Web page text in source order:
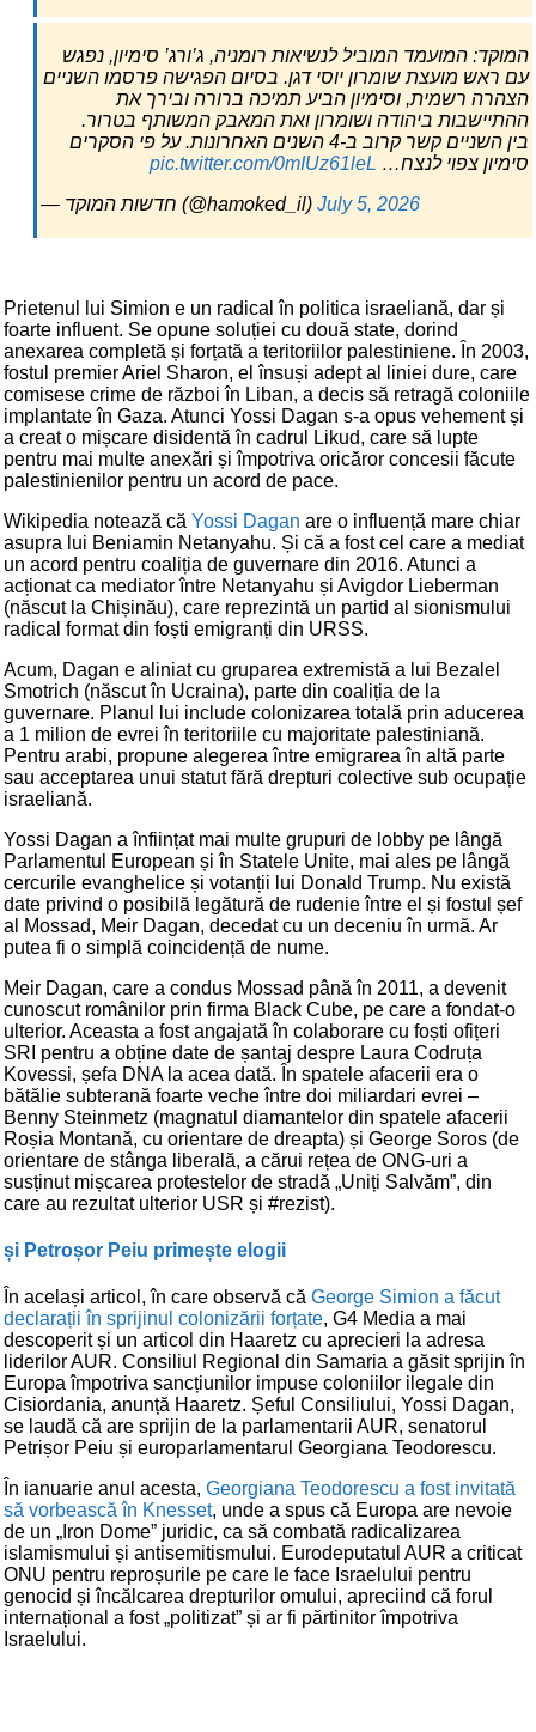
המוקד: המועמד המוביל לנשיאות רומניה, ג’ורג’ סימיון, נפגש
עם ראש מועצת שומרון יוסי דגן. בסיום הפגישה פרסמו השניים
הצהרה רשמית, וסימיון הביע תמיכה ברורה ובירך את
ההתיישבות ביהודה ושומרון ואת המאבק המשותף בטרור.
בין השניים קשר קרוב ב-4 השנים האחרונות. על פי הסקרים
סימיון צפוי לנצח… pic.twitter.com/0mIUz61leL
— חדשות המוקד (@hamoked_il) July 5, 2026
Prietenul lui Simion e un radical în politica israeliană, dar și
foarte influent. Se opune soluției cu două state, dorind
anexarea completă și forțată a teritoriilor palestiniene. În 2003,
fostul premier Ariel Sharon, el însuși adept al liniei dure, care
comisese crime de război în Liban, a decis să retragă coloniile
implantate în Gaza. Atunci Yossi Dagan s-a opus vehement și
a creat o mișcare disidentă în cadrul Likud, care să lupte
pentru mai multe anexări și împotriva oricăror concesii făcute
palestinienilor pentru un acord de pace.
Wikipedia notează că Yossi Dagan are o influență mare chiar
asupra lui Beniamin Netanyahu. Și că a fost cel care a mediat
un acord pentru coaliția de guvernare din 2016. Atunci a
acționat ca mediator între Netanyahu și Avigdor Lieberman
(născut la Chișinău), care reprezintă un partid al sionismului
radical format din foști emigranți din URSS.
Acum, Dagan e aliniat cu gruparea extremistă a lui Bezalel
Smotrich (născut în Ucraina), parte din coaliția de la
guvernare. Planul lui include colonizarea totală prin aducerea
a 1 milion de evrei în teritoriile cu majoritate palestiniană.
Pentru arabi, propune alegerea între emigrarea în altă parte
sau acceptarea unui statut fără drepturi colective sub ocupație
israeliană.
Yossi Dagan a înființat mai multe grupuri de lobby pe lângă
Parlamentul European și în Statele Unite, mai ales pe lângă
cercurile evanghelice și votanții lui Donald Trump. Nu există
date privind o posibilă legătură de rudenie între el și fostul șef
al Mossad, Meir Dagan, decedat cu un deceniu în urmă. Ar
putea fi o simplă coincidență de nume.
Meir Dagan, care a condus Mossad până în 2011, a devenit
cunoscut românilor prin firma Black Cube, pe care a fondat-o
ulterior. Aceasta a fost angajată în colaborare cu foști ofițeri
SRI pentru a obține date de șantaj despre Laura Codruța
Kovessi, șefa DNA la acea dată. În spatele afacerii era o
bătălie subterană foarte veche între doi miliardari evrei –
Benny Steinmetz (magnatul diamantelor din spatele afacerii
Roșia Montană, cu orientare de dreapta) și George Soros (de
orientare de stânga liberală, a cărui rețea de ONG-uri a
susținut mișcarea protestelor de stradă „Uniți Salvăm”, din
care au rezultat ulterior USR și #rezist).
și Petroșor Peiu primește elogii
În același articol, în care observă că George Simion a făcut
declarații în sprijinul colonizării forțate, G4 Media a mai
descoperit și un articol din Haaretz cu aprecieri la adresa
liderilor AUR. Consiliul Regional din Samaria a găsit sprijin în
Europa împotriva sancțiunilor impuse coloniilor ilegale din
Cisiordania, anunță Haaretz. Șeful Consiliului, Yossi Dagan,
se laudă că are sprijin de la parlamentarii AUR, senatorul
Petrișor Peiu și europarlamentarul Georgiana Teodorescu.
În ianuarie anul acesta, Georgiana Teodorescu a fost invitată
să vorbească în Knesset, unde a spus că Europa are nevoie
de un „Iron Dome” juridic, ca să combată radicalizarea
islamismului și antisemitismului. Eurodeputatul AUR a criticat
ONU pentru reproșurile pe care le face Israelului pentru
genocid și încălcarea drepturilor omului, apreciind că forul
internațional a fost „politizat” și ar fi părtinitor împotriva
Israelului.